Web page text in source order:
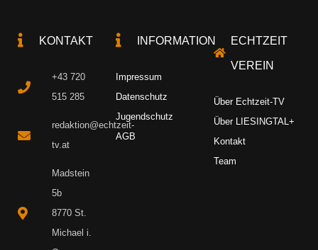
KONTAKT
+43 720
515 285
redaktion@echtzeit-
tv.at
Madstein
5b
8770 St.
Michael i.
INFORMATION
Impressum
Datenschutz
Jugendschutz
AGB
ECHTZEIT
VEREIN
Über Echtzeit-TV
Über LIESINGTAL+
Kontakt
Team